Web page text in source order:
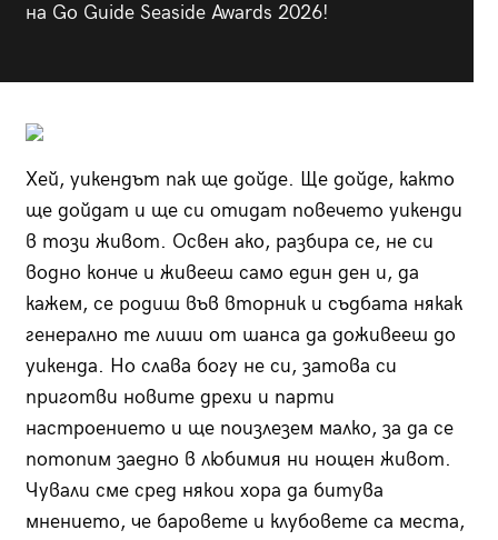
на Go Guide Seaside Awards 2026!
Хей, уикендът пак ще дойде. Ще дойде, както
ще дойдат и ще си отидат повечето уикенди
в този живот. Освен ако, разбира се, не си
водно конче и живееш само един ден и, да
кажем, се родиш във вторник и съдбата някак
генерално те лиши от шанса да доживееш до
уикенда. Но слава богу не си, затова си
приготви новите дрехи и парти
настроението и ще поизлезем малко, за да се
потопим заедно в любимия ни нощен живот.
Чували сме сред някои хора да битува
мнението, че баровете и клубовете са места,